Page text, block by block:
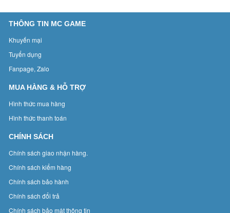
THÔNG TIN MC GAME
Khuyến mại
Tuyển dụng
Fanpage, Zalo
MUA HÀNG & HỖ TRỢ
Hình thức mua hàng
Hình thức thanh toán
CHÍNH SÁCH
Chính sách giao nhận hàng.
Chính sách kiểm hàng
Chính sách bảo hành
Chính sách đổi trả
Chính sách bảo mật thông tin